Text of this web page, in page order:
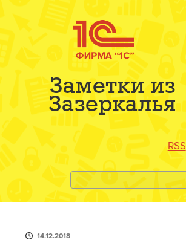
Заметки из
Зазеркалья
RSS
14.12.2018